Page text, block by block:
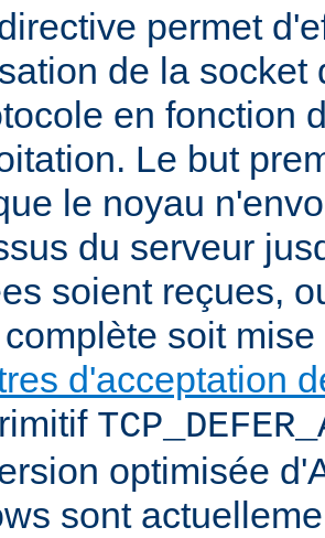
permet
de la socket
en fonction
Le but
le noyau
du serveur
soient reçues,
soit
d'acceptation
optimisée
sont